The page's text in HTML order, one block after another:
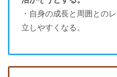
・自身の成長と周囲との
立しやすくなる。